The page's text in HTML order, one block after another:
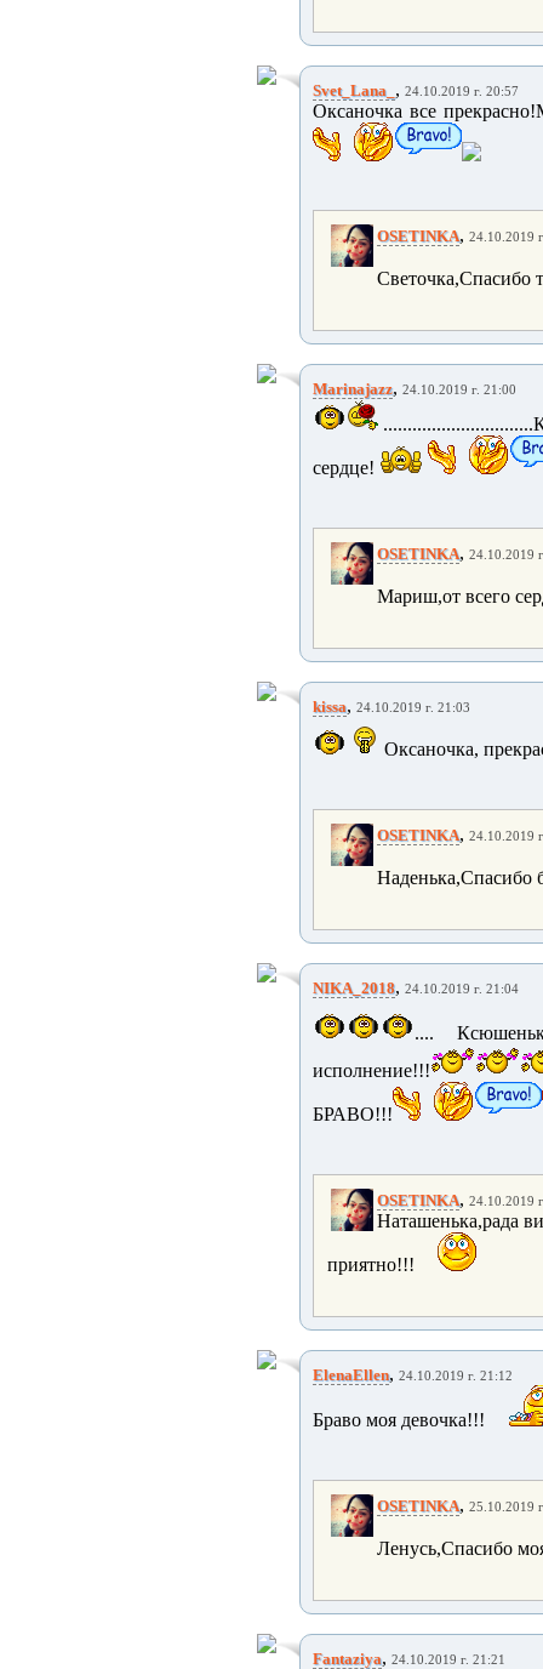
Svet_Lana_ , 24.10.2019 г. 20:57
Оксаночка все
OSETINKA, 24.10.2019
Светочка,Спасибо
Marinajazz, 24.10.2019 г. 21:00
сердце!
OSETINKA, 24.10.2019
Мариш,от всего
kissa, 24.10.2019 г. 21:03
Оксаночка,
OSETINKA, 24.10.2019
Наденька,Спасибо
NIKA_2018, 24.10.2019 г. 21:04
....
исполнение!!!
БРАВО!!!
OSETINKA, 24.10.2019
Наташенька,рада
приятно!!!
ElenaEllen, 24.10.2019 г. 21:12
Браво моя девочка!!!
OSETINKA, 25.10.2019
Ленусь,Спасибо
Fantaziya, 24.10.2019 г. 21:21